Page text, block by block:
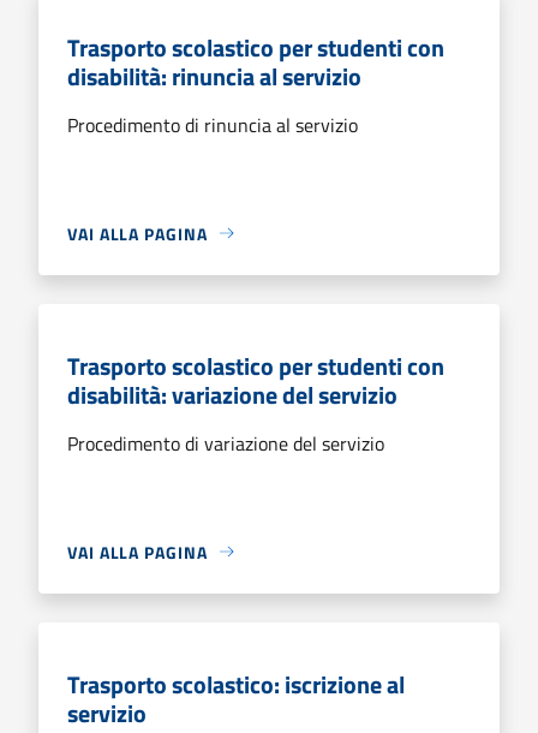
Trasporto scolastico per studenti con
disabilità: rinuncia al servizio
Procedimento di rinuncia al servizio
VAI ALLA PAGINA
Trasporto scolastico per studenti con
disabilità: variazione del servizio
Procedimento di variazione del servizio
VAI ALLA PAGINA
Trasporto scolastico: iscrizione al
servizio